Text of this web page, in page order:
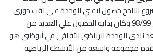
الناجح حصول لاعبي الوحدة على لقب دوري
الإمارات موسم 98/99 وكان بدايه الحصول علي العديد من
نادي الوحدة الرياضي الثقافي في أبوظبي هو
مجموعة واسعة من الأنشطة الرياضية